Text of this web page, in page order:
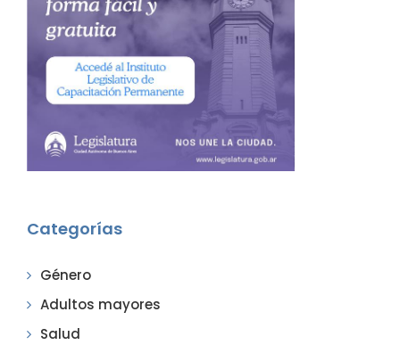
Categorías
Género
Adultos mayores
Salud